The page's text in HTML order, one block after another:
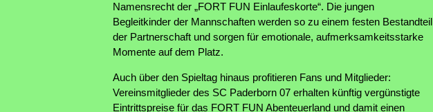
Namensrecht der „FORT FUN Einlaufeskorte“. Die jungen
Begleitkinder der Mannschaften werden so zu einem festen Bestandteil
der Partnerschaft und sorgen für emotionale, aufmerksamkeitsstarke
Momente auf dem Platz.
Auch über den Spieltag hinaus profitieren Fans und Mitglieder:
Vereinsmitglieder des SC Paderborn 07 erhalten künftig vergünstigte
Eintrittspreise für das FORT FUN Abenteuerland und damit einen